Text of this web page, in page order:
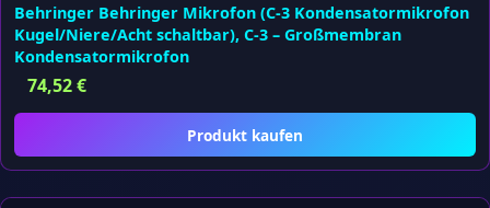
Behringer Behringer Mikrofon (C-3 Kondensatormikrofon
Kugel/Niere/Acht schaltbar), C-3 – Großmembran
Kondensatormikrofon
74,52€
Produkt kaufen